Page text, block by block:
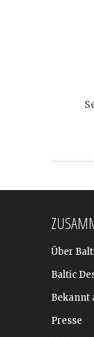
Über
Baltic
Bekannt
Presse